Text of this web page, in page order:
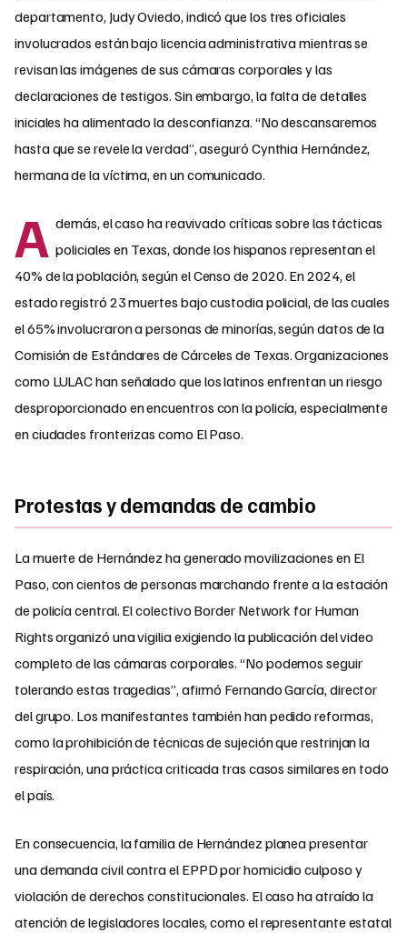
departamento, Judy Oviedo, indicó que los tres oficiales
involucrados están bajo licencia administrativa mientras se
revisan las imágenes de sus cámaras corporales y las
declaraciones de testigos. Sin embargo, la falta de detalles
iniciales ha alimentado la desconfianza. “No descansaremos
hasta que se revele la verdad”, aseguró Cynthia Hernández,
hermana de la víctima, en un comunicado.
A demás, el caso ha reavivado críticas sobre las tácticas
policiales en Texas, donde los hispanos representan el
40% de la población, según el Censo de 2020. En 2024, el
estado registró 23 muertes bajo custodia policial, de las cuales
el 65% involucraron a personas de minorías, según datos de la
Comisión de Estándares de Cárceles de Texas. Organizaciones
como LULAC han señalado que los latinos enfrentan un riesgo
desproporcionado en encuentros con la policía, especialmente
en ciudades fronterizas como El Paso.
Protestas y demandas de cambio
La muerte de Hernández ha generado movilizaciones en El
Paso, con cientos de personas marchando frente a la estación
de policía central. El colectivo Border Network for Human
Rights organizó una vigilia exigiendo la publicación del video
completo de las cámaras corporales. “No podemos seguir
tolerando estas tragedias”, afirmó Fernando García, director
del grupo. Los manifestantes también han pedido reformas,
como la prohibición de técnicas de sujeción que restrinjan la
respiración, una práctica criticada tras casos similares en todo
el país.
En consecuencia, la familia de Hernández planea presentar
una demanda civil contra el EPPD por homicidio culposo y
violación de derechos constitucionales. El caso ha atraído la
atención de legisladores locales, como el representante estatal